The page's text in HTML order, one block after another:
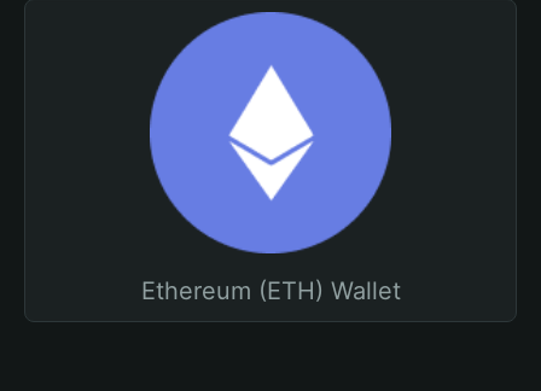
Ethereum (ETH) Wallet